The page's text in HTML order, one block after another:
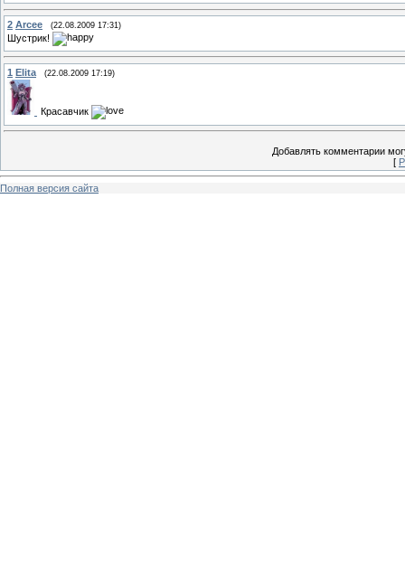
2 Arcee (22.08.2009 17:31)
Шустрик!
1 Elita (22.08.2009 17:19)
Красавчик
Добавлять комментарии
[
Полная версия сайта